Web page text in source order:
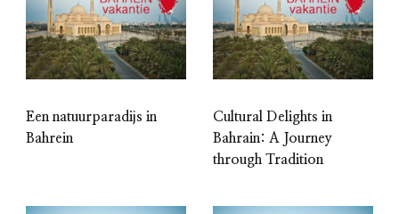
Een natuurparadijs in
Bahrein
Cultural Delights in
Bahrain: A Journey
through Tradition